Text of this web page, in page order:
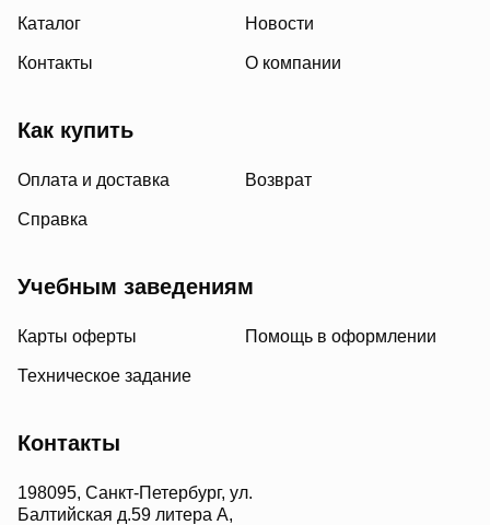
Каталог Новости
Контакты О компании
Как купить
Оплата и доставка Возврат
Справка
Учебным заведениям
Карты оферты Помощь в оформлении
Техническое задание
Контакты
198095, Санкт-Петербург, ул.
Балтийская д.59 литера А,